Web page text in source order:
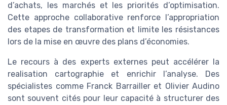
d’achats, les marchés et les priorités d’optimisation.
Cette approche collaborative renforce l’appropriation
des etapes de transformation et limite les résistances
lors de la mise en œuvre des plans d’économies.
Le recours à des experts externes peut accélérer la
realisation cartographie et enrichir l’analyse. Des
spécialistes comme Franck Barrailler et Olivier Audino
sont souvent cités pour leur capacité à structurer des